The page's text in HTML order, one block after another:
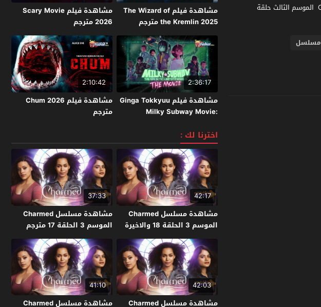
مشاهدة مسلسل Charmed الموسم 3 الحلقة 11 مترجم عربي اون لاين مشاهدة وتحميل مباشر مسلسل سحر Charmed الموسم الثالث حلقة
مسلسل
مشاهدة فيلم The Wizard of
the Kremlin 2025 مترجم
مشاهدة فيلم Scary Movie
2026 مترجم
2:36:17
مشاهدة فيلم Ginga Tokkyuu
Milky Subway Movie:
2026 مترجم
2:10:42
مشاهدة فيلم Chum 2026
مترجم
اخترنا لك :
42:17
مشاهدة مسلسل Charmed
الموسم 3 الحلقة 18 والاخيرة
مترجم
37:33
مشاهدة مسلسل Charmed
الموسم 3 الحلقة 17 مترجم
42:03
مشاهدة مسلسل Charmed
41:10
مشاهدة مسلسل Charmed